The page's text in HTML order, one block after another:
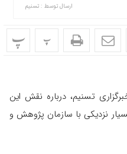
ارسال توسط : تسنیم
پ پ
تسنیم، درباره نقش این
نزدیکی با سازمان پژوهش و